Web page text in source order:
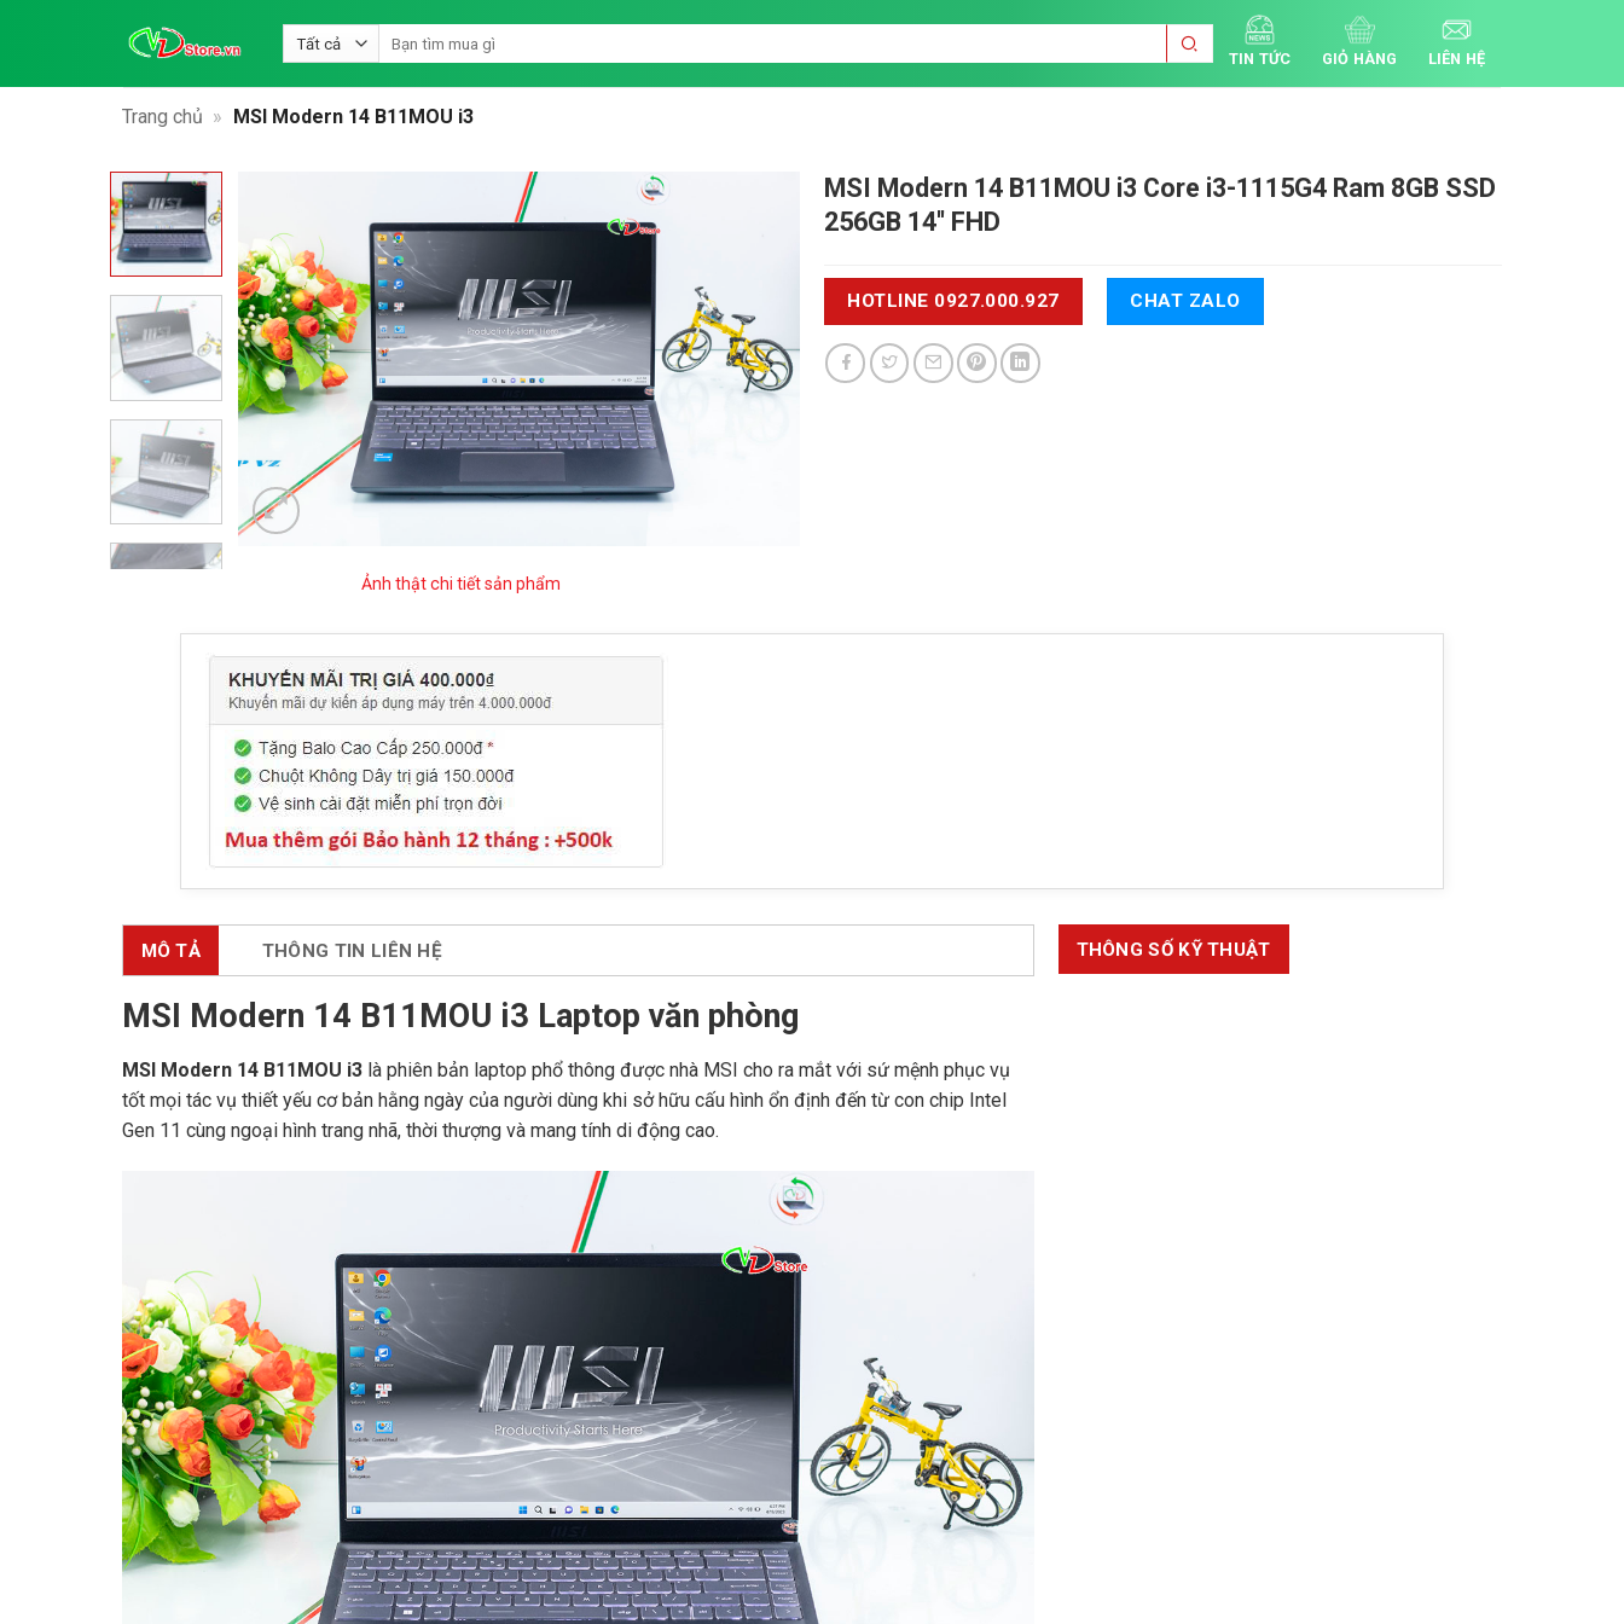
kiếm:
TIN TỨC GIỎ HÀNG LIÊN HỆ
Trang chủ » MSI Modern 14 B11MOU i3
Ảnh thật chi tiết sản phẩm
MSI Modern 14 B11MOU i3 Core i3-1115G4 Ram 8GB SSD
256GB 14'' FHD
HOTLINE 0927.000.927 CHAT ZALO
MÔ TẢ THÔNG TIN LIÊN HỆ
MSI Modern 14 B11MOU i3 Laptop văn phòng
MSI Modern 14 B11MOU i3là phiên bản laptop phổ thông được nhà MSI cho ra mắt với sứ mệnh phục vụ
tốt mọi tác vụ thiết yếu cơ bản hằng ngày của người dùng khi sở hữu cấu hình ổn định đến từ con chip Intel
Gen 11 cùng ngoại hình trang nhã, thời thượng và mang tính di động cao.
THÔNG SỐ KỸ THUẬT